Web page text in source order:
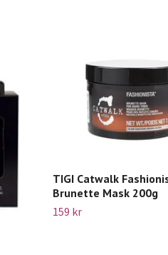
TIGI Catwalk
Brunette Mask 200g
159 kr